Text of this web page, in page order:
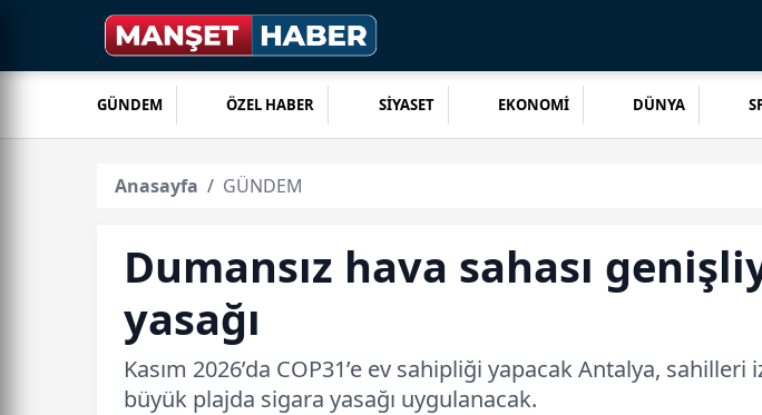
GÜNDEM ÖZEL HABER SİYASET EKONOMİ DÜNYA
Anasayfa GÜNDEM
Dumansız hava sahası
yasağı
Kasım 2026’da COP31’e ev sahipliği yapacak Antalya,
büyük plajda sigara yasağı uygulanacak.